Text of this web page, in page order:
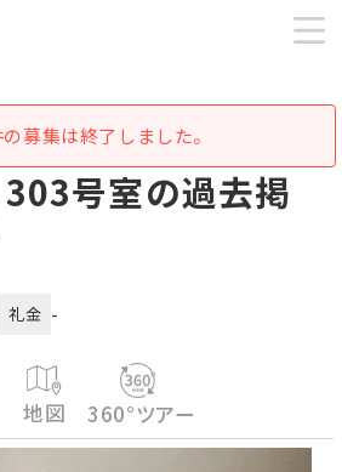
募集は終了しました。
号室の過去掲
礼金 -
地図 360°ツアー